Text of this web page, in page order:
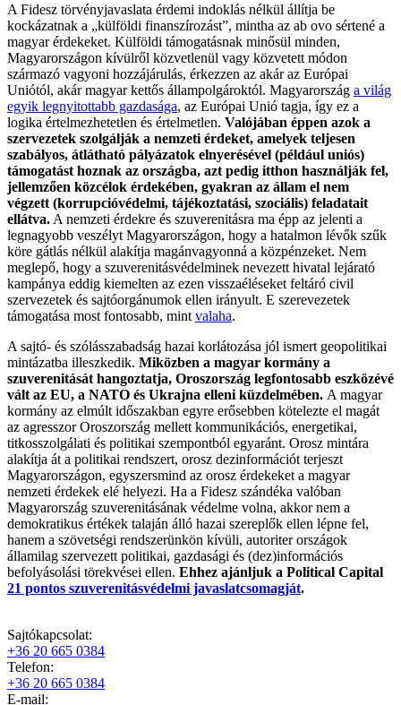
A Fidesz törvényjavaslata érdemi indoklás nélkül állítja be
kockázatnak a „külföldi finanszírozást”, mintha az ab ovo sértené a
magyar érdekeket. Külföldi támogatásnak minősül minden,
Magyarországon kívülről közvetlenül vagy közvetett módon
származó vagyoni hozzájárulás, érkezzen az akár az Európai
Uniótól, akár magyar kettős állampolgároktól. Magyarország a világ
egyik legnyitottabb gazdasága, az Európai Unió tagja, így ez a
logika értelmezhetetlen és értelmetlen. Valójában éppen azok a
szervezetek szolgálják a nemzeti érdeket, amelyek teljesen
szabályos, átlátható pályázatok elnyerésével (például uniós)
támogatást hoznak az országba, azt pedig itthon használják fel,
jellemzően közcélok érdekében, gyakran az állam el nem
végzett (korrupcióvédelmi, tájékoztatási, szociális) feladatait
ellátva. A nemzeti érdekre és szuverenitásra ma épp az jelenti a
legnagyobb veszélyt Magyarországon, hogy a hatalmon lévők szűk
köre gátlás nélkül alakítja magánvagyonná a közpénzeket. Nem
meglepő, hogy a szuverenitásvédelminek nevezett hivatal lejárató
kampánya eddig kiemelten az ezen visszaéléseket feltáró civil
szervezetek és sajtóorgánumok ellen irányult. E szerevezetek
támogatása most fontosabb, mint valaha.
A sajtó- és szólásszabadság hazai korlátozása jól ismert geopolitikai
mintázatba illeszkedik. Miközben a magyar kormány a
szuverenitását hangoztatja, Oroszország legfontosabb eszközévé
vált az EU, a NATO és Ukrajna elleni küzdelmében. A magyar
kormány az elmúlt időszakban egyre erősebben kötelezte el magát
az agresszor Oroszország mellett kommunikációs, energetikai,
titkosszolgálati és politikai szempontból egyaránt. Orosz mintára
alakítja át a politikai rendszert, orosz dezinformációt terjeszt
Magyarországon, egyszersmind az orosz érdekeket a magyar
nemzeti érdekek elé helyezi. Ha a Fidesz szándéka valóban
Magyarország szuverenitásának védelme volna, akkor nem a
demokratikus értékek talaján álló hazai szereplők ellen lépne fel,
hanem a szövetségi rendszerünkön kívüli, autoriter országok
államilag szervezett politikai, gazdasági és (dez)információs
befolyásolási törekvései ellen. Ehhez ajánljuk a Political Capital
21 pontos szuverenitásvédelmi javaslatcsomagját.
Sajtókapcsolat:
+36 20 665 0384
Telefon:
+36 20 665 0384
E-mail: